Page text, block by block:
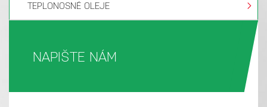
TEPLONOSNÉ OLEJE
NAPIŠTE NÁM